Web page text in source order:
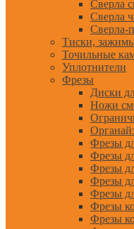
Сверла
Сверла
Сверла-
Тиски,
Точильные
Уплотнители
Фрезы
Диски
Ножи
Фрезы
Фрезы
Фрезы
Фрезы
Фрезы
Фрезы
Фрезы